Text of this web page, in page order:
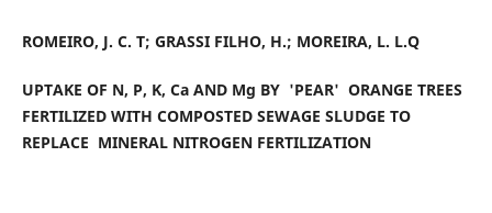
ROMEIRO, J. C. T; GRASSI FILHO, H.; MOREIRA, L. L.Q
UPTAKE OF N, P, K, Ca AND Mg BY 'PEAR' ORANGE TREES
FERTILIZED WITH COMPOSTED SEWAGE SLUDGE TO
REPLACE MINERAL NITROGEN FERTILIZATION